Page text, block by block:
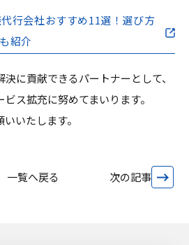
代行会社おすすめ11選！選び方
紹介
に貢献できるパートナーとして、
ス拡充に努めてまいります。
いたします。
一覧へ戻る 次の記事